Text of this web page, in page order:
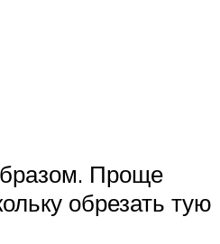
Проще
обрезать тую